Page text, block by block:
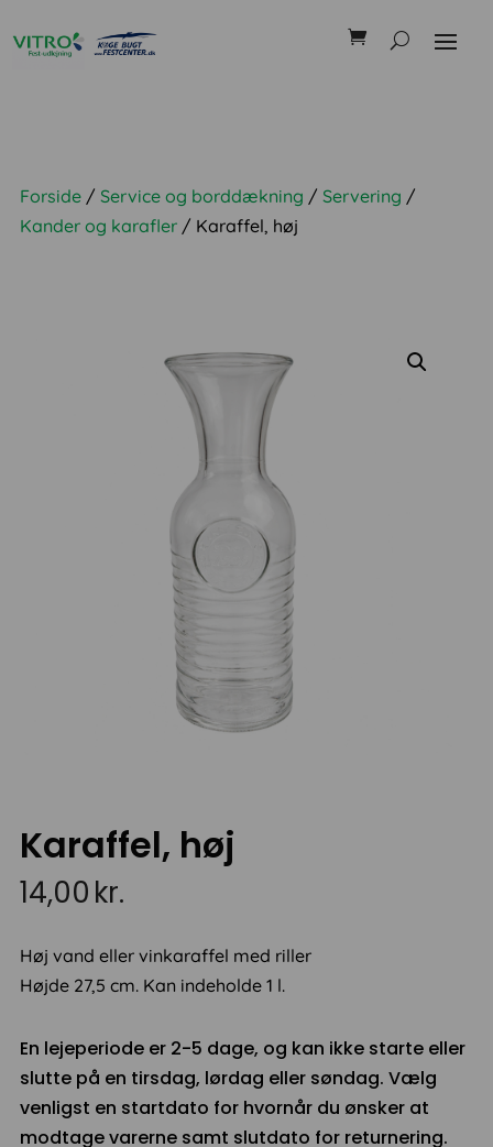
Forside /Service og borddækning /Servering /
Kander og karafler / Karaffel, høj
Karaffel, høj
14,00kr.
Høj vand eller vinkaraffel med riller
Højde 27,5 cm. Kan indeholde 1 l.
En lejeperiode er 2-5 dage, og kan ikke starte eller
slutte på en tirsdag, lørdag eller søndag. Vælg
venligst en startdato for hvornår du ønsker at
modtage varerne samt slutdato for returnering.